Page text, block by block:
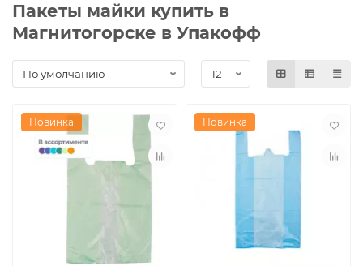
Пакеты майки купить в
Магнитогорске в Упакофф
Новинка Новинка